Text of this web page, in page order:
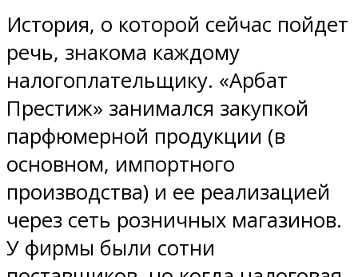
История, о которой сейчас пойдет
речь, знакома каждому
налогоплательщику. «Арбат
Престиж» занимался закупкой
парфюмерной продукции (в
основном, импортного
производства) и ее реализацией
через сеть розничных магазинов.
У фирмы были сотни